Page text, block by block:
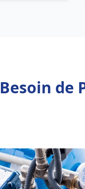
Besoin de